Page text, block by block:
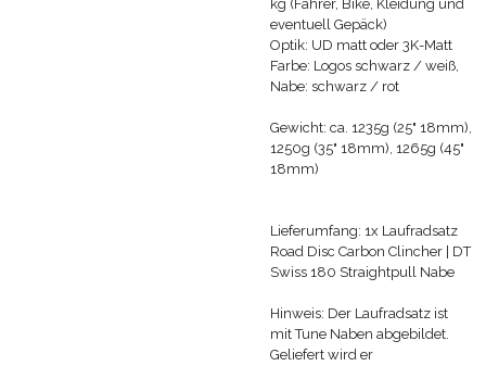
kg (Fahrer, Bike, Kleidung und
eventuell Gepäck)
Optik: UD matt oder 3K-Matt
Farbe: Logos schwarz / weiß,
Nabe: schwarz / rot
Gewicht: ca. 1235g (25" 18mm),
1250g (35" 18mm), 1265g (45"
18mm)
Lieferumfang: 1x Laufradsatz
Road Disc Carbon Clincher | DT
Swiss 180 Straightpull Nabe
Hinweis: Der Laufradsatz ist
mit Tune Naben abgebildet.
Geliefert wird er